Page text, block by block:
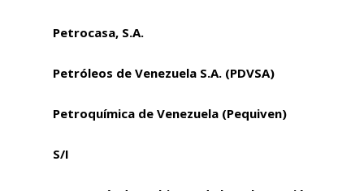
Petrocasa, S.A.
Petróleos de Venezuela S.A. (PDVSA)
Petroquímica de Venezuela (Pequiven)
S/I